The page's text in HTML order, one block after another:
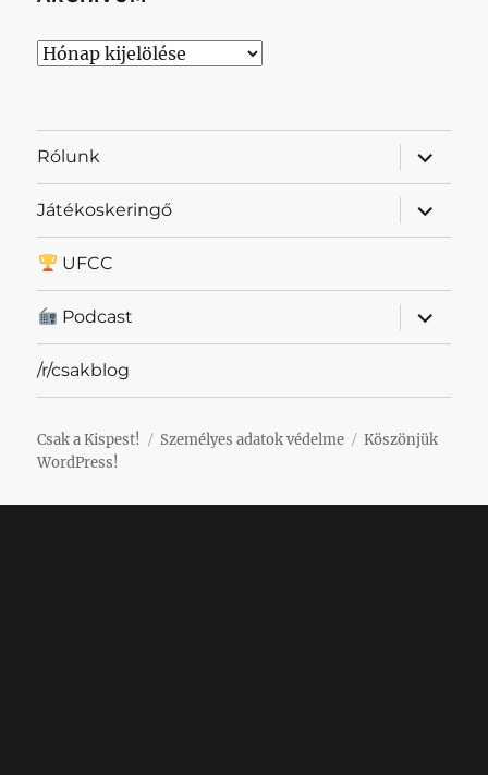
Archívum
Rólunk
almenü
Játékoskeringő
almenü
UFCC
Podcast
almenü
/r/csakblog
Csak a Kispest! Személyes adatok védelme
Köszönjük
WordPress!